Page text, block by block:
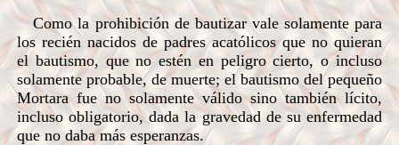
Como la prohibición de bautizar vale solamente para
los recién nacidos de padres acatólicos que no quieran
el bautismo, que no estén en peligro cierto, o incluso
solamente probable, de muerte; el bautismo del pequeño
Mortara fue no solamente válido sino también lícito,
incluso obligatorio, dada la gravedad de su enfermedad
que no daba más esperanzas.